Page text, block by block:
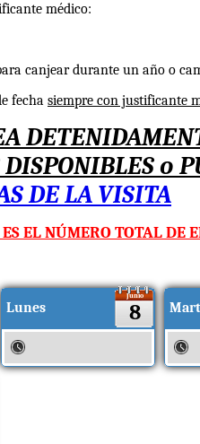
médico:
canjear durante un año o
fecha siempre con justificante
o
DE LA VISITA
EL NÚMERO TOTAL DE
Lunes
Junio
8